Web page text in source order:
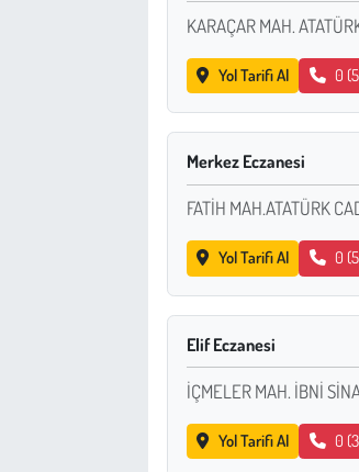
KARAÇAR MAH.
Yol Tarifi Al 0
Merkez Eczanesi
FATİH MAH.ATATÜRK
Yol Tarifi Al 0
Elif Eczanesi
İÇMELER MAH. İBNİ
Yol Tarifi Al 0